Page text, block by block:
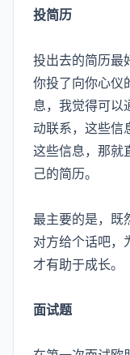
投简历
投出去的简历最
你投了向你心仪
息，我觉得可以
动联系，这些信
这些信息，那就
己的简历。
最主要的是，既
对方给个话吧，
才有助于成长。
面试题